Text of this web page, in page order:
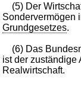
(5) Der
Sondervermögen
Grundgesetzes.
(6) Das
ist der zuständige
Realwirtschaft.